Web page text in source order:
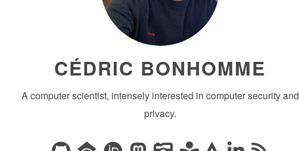
CÉDRIC BONHOMME
A computer scientist, intensely interested in computer security and
privacy.